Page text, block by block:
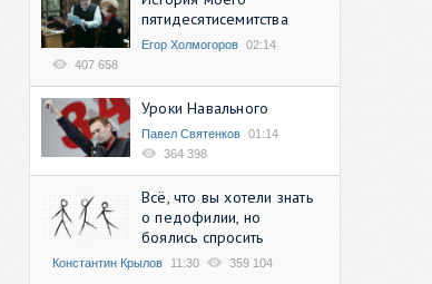
пятидесятисемитства
Егор Холмогоров 02:14
407 658
Уроки Навального
Павел Святенков 01:14
364 398
Всё, что вы хотели знать
о педофилии, но
боялись спросить
Константин Крылов 11:30 359 104